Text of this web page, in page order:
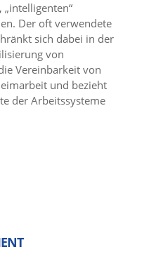
Der oft verwendete
sich dabei in der
von
Vereinbarkeit von
und bezieht
der Arbeitssysteme